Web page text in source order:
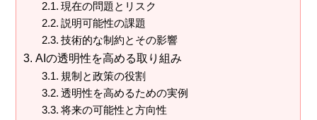
現在の問題とリスク
説明可能性の課題
技術的な制約とその影響
AIの透明性を高める取り組み
規制と政策の役割
透明性を高めるための実例
将来の可能性と方向性